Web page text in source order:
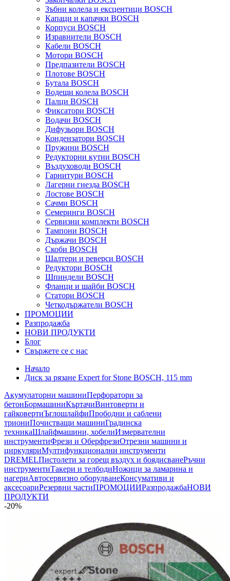
Зъбни колела и ексцентици BOSCH
Капаци и капачки BOSCH
Корпуси BOSCH
Изравнители BOSCH
Кабели BOSCH
Мотори BOSCH
Предпазители BOSCH
Плотове BOSCH
Бутала BOSCH
Водещи колела BOSCH
Палци BOSCH
Фиксатори BOSCH
Водачи BOSCH
Дифузьори BOSCH
Кондензатори BOSCH
Пружини BOSCH
Редукторни кутии BOSCH
Въздуховоди BOSCH
Гарнитури BOSCH
Лагерни гнезда BOSCH
Лостове BOSCH
Сачми BOSCH
Семеринги BOSCH
Сервизни комплекти BOSCH
Тампони BOSCH
Държачи BOSCH
Скоби BOSCH
Шалтери и реверси BOSCH
Редуктори BOSCH
Шпиндели BOSCH
Фланци и шайби BOSCH
Статори BOSCH
Четкодържатели BOSCH
ПРОМОЦИИ
Разпродажба
НОВИ ПРОДУКТИ
Блог
Свържете се с нас
Начало
Диск за рязане Expert for Stone BOSCH, 115 mm
Акумулаторни машиниПерфоратори за
бетонБормашиниКъртачиВинтоверти и
гайковертиЪглошлайфиПрободни и саблени
триониПочистващи машиниГрадинска
техникаШлайфмашини, хобелиИзмервателни
инструментиФрези и ОберфрезиОтрезни машини и
циркуляриМултифункционални инструменти
DREMELПистолети за горещ въздух и боядисванеРъчни
инструментиТакери и телбодиНожици за ламарина и
нагериАвтосервизно оборудванеКонсумативи и
аксесоариРезервни частиПРОМОЦИИРазпродажбаНОВИ
ПРОДУКТИ
-20%